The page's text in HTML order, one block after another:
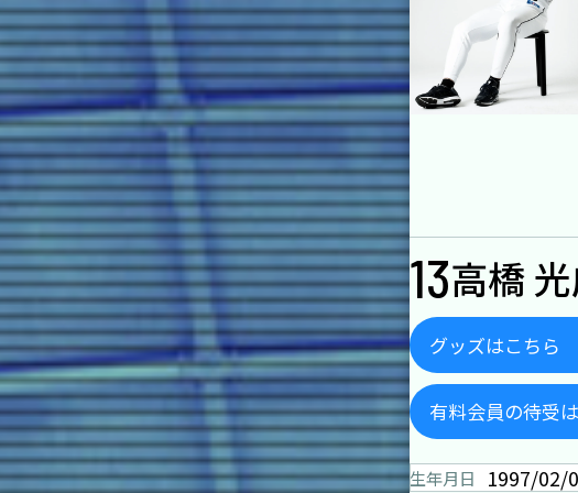
13高橋
グッズはこちら
有料会員の待受
生年月日 1997/02/